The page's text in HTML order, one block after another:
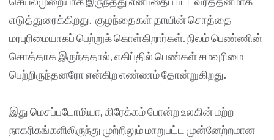
எடுத்துரைக்கிறது. குழந்தைகள் தாயின் சொத்தை
மரபுரிமையாகப் பெற்றுக் கொள்கிறார்கள். நிலம் பெண்ணின்
சொத்தாக இருந்ததால், எகிப்தில் பெண்கள் சமவுரிமை
பெற்றிருந்தனரோ என்கிற எண்ணம் தோன்றுகிறது.
இது மெசப்படோமியா, கிரேக்கம் போன்ற உலகின் மற்ற
நாகரிகங்களிலிருந்து முற்றிலும் மாறுபட்ட முன்னேற்றமான